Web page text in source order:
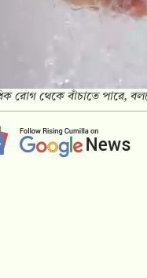
রোগ থেকে বাঁচাতে পারে,